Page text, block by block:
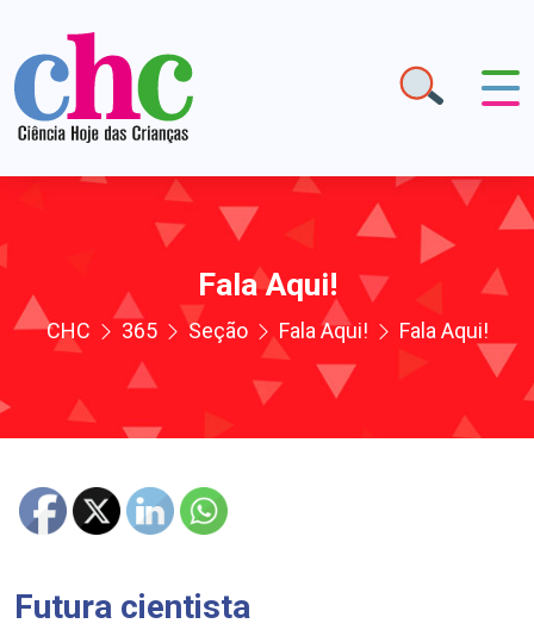
Fala Aqui!
CHC 365 Seção Fala Aqui! Fala Aqui!
Futura cientista